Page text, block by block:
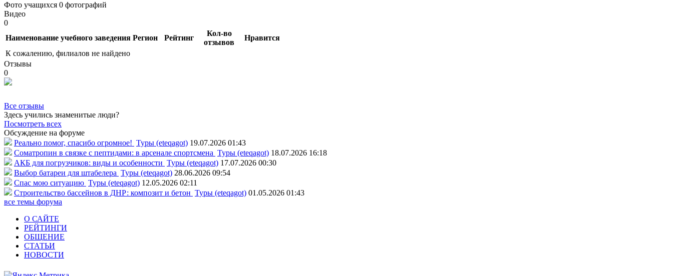
Фото учащихся 0 фотографий
Видео
0
Наименование учебного заведения Регион Рейтинг
Кол-во
отзывов
Нравится
К сожалению, филиалов не найдено
Отзывы
0
Все отзывы
Здесь учились знаменитые люди?
Посмотреть всех
Обсуждение на форуме
Реально помог, спасибо огромное! Туры (eteqagot) 19.07.2026 01:43
Соматропин в связке с пептидами: в арсенале спортсмена Туры (eteqagot) 18.07.2026 16:18
АКБ для погрузчиков: виды и особенности Туры (eteqagot) 17.07.2026 00:30
Выбор батареи для штабелера Туры (eteqagot) 28.06.2026 09:54
Спас мою ситуацию Туры (eteqagot) 12.05.2026 02:11
Строительство бассейнов в ДНР: композит и бетон Туры (eteqagot) 01.05.2026 01:43
все темы форума
О САЙТЕ
РЕЙТИНГИ
ОБЩЕНИЕ
СТАТЬИ
НОВОСТИ